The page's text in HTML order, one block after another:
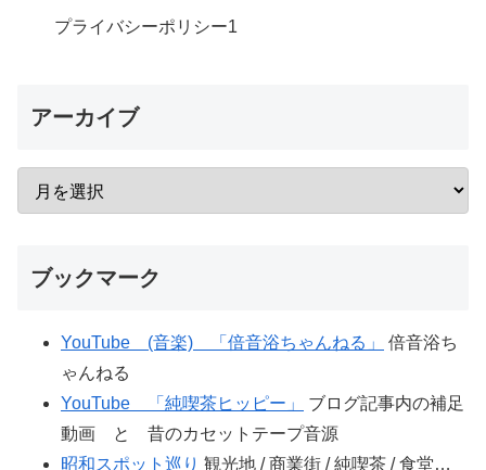
プライバシーポリシー1
アーカイブ
ブックマーク
YouTube (音楽) 「倍音浴ちゃんねる」
倍音浴ち
ゃんねる
YouTube 「純喫茶ヒッピー」
ブログ記事内の補足
動画 と 昔のカセットテープ音源
昭和スポット巡り 観光地 / 商業街 / 純喫茶 / 食堂…